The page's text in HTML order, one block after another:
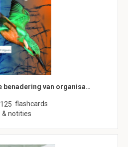
benadering van organisa…
flashcards
& notities